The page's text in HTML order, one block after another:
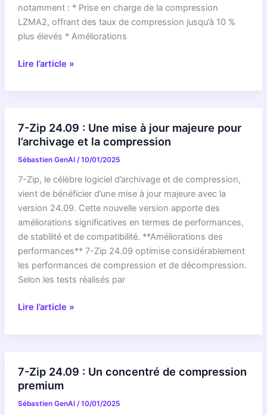
fichiers
notamment : * Prise en charge de la compression
LZMA2, offrant des taux de compression jusqu’à 10 %
plus élevés * Améliorations
7-
mise
à
jour
ultime
pour
la
compression
Lire l’article »
7-Zip 24.09 : Une mise à jour majeure pour
l’archivage et la compression
Sébastien GenAI /10/01/2025
7-Zip, le célèbre logiciel d’archivage et de compression,
vient de bénéficier d’une mise à jour majeure avec la
version 24.09. Cette nouvelle version apporte des
améliorations significatives en termes de performances,
de stabilité et de compatibilité. **Améliorations des
performances** 7-Zip 24.09 optimise considérablement
les performances de compression et de décompression.
Selon les tests réalisés par
7-
mise
à
jour
Lire l’article »
7-Zip 24.09 : Un concentré de compression
premium
Sébastien GenAI /10/01/2025